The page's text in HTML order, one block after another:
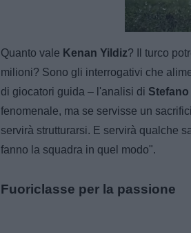
Quanto vale Kenan Yildiz? Il turco
milioni? Sono gli interrogativi che
di giocatori guida – l'analisi di
fenomenale, ma se servisse un
servirà strutturarsi. E servirà qualche
fanno la squadra in quel modo".
Fuoriclasse per la passione